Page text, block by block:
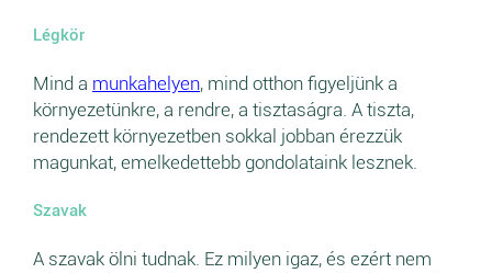
Légkör
Mind a munkahelyen, mind otthon figyeljünk a
környezetünkre, a rendre, a tisztaságra. A tiszta,
rendezett környezetben sokkal jobban érezzük
magunkat, emelkedettebb gondolataink lesznek.
Szavak
A szavak ölni tudnak. Ez milyen igaz, és ezért nem